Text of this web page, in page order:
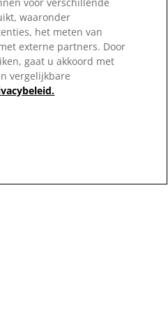
waaronder
het meten van
externe partners. Door
gaat u akkoord met
vergelijkbare